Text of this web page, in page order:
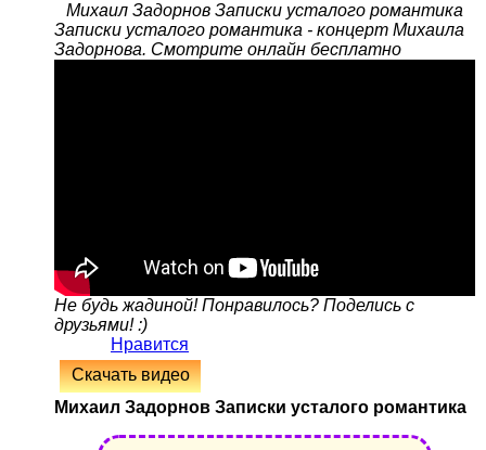
Михаил Задорнов Записки усталого романтика
Записки усталого романтика - концерт Михаила
Задорнова. Смотрите онлайн бесплатно
Не будь жадиной! Понравилось? Поделись с
друзьями! :)
Нравится
Скачать видео
Михаил Задорнов Записки усталого романтика